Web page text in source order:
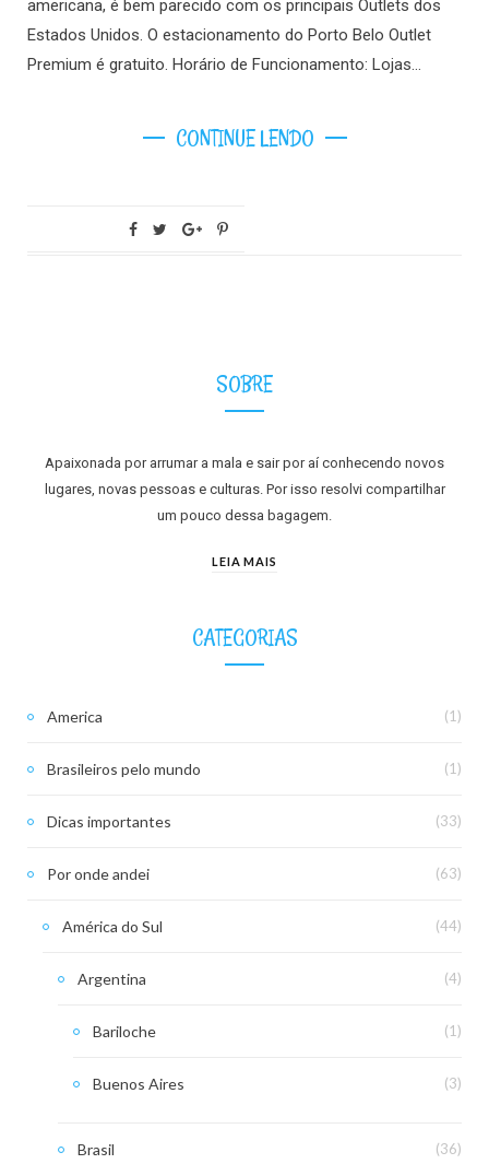
americana, é bem parecido com os principais Outlets dos
Estados Unidos. O estacionamento do Porto Belo Outlet
Premium é gratuito. Horário de Funcionamento: Lojas…
CONTINUE LENDO
SOBRE
Apaixonada por arrumar a mala e sair por aí conhecendo novos
lugares, novas pessoas e culturas. Por isso resolvi compartilhar
um pouco dessa bagagem.
LEIA MAIS
CATEGORIAS
America (1)
Brasileiros pelo mundo (1)
Dicas importantes (33)
Por onde andei (63)
América do Sul (44)
Argentina (4)
Bariloche (1)
Buenos Aires (3)
Brasil (36)